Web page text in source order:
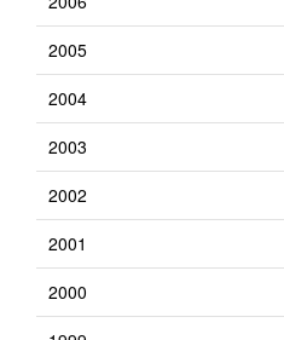
2005
2004
2003
2002
2001
2000